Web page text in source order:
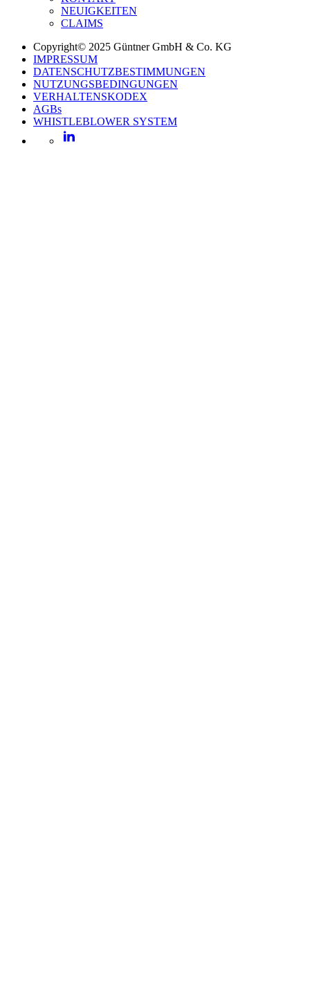
NEUIGKEITEN
CLAIMS
Copyright© 2025 Güntner GmbH & Co. KG
IMPRESSUM
DATENSCHUTZBESTIMMUNGEN
NUTZUNGSBEDINGUNGEN
VERHALTENSKODEX
AGBs
WHISTLEBLOWER SYSTEM